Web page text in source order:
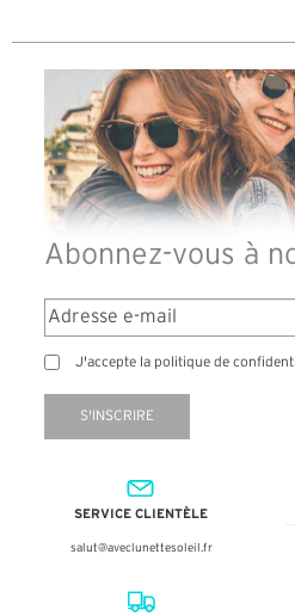
Abonnez-vous à
J'accepte la politique de
S'INSCRIRE
SERVICE CLIENTÈLE
salut@aveclunettesoleil.fr